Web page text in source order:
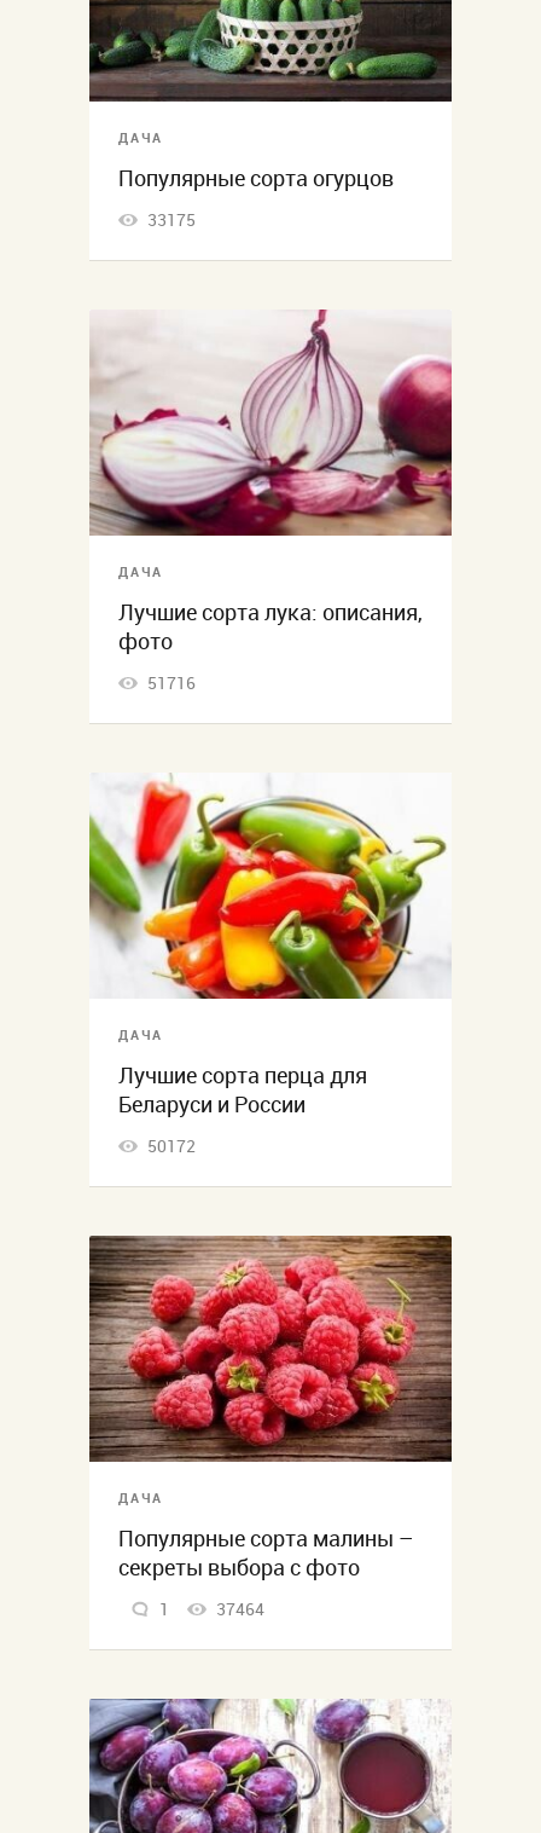
ДАЧА
Популярные сорта огурцов
33175
ДАЧА
Лучшие сорта лука: описания,
фото
51716
ДАЧА
Лучшие сорта перца для
Беларуси и России
50172
ДАЧА
Популярные сорта малины –
секреты выбора с фото
1 37464